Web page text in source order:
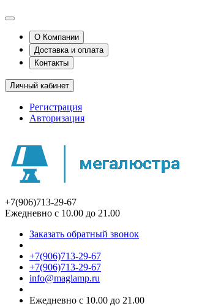
О Компании
Доставка и оплата
Контакты
Личный кабинет
Регистрация
Авторизация
+7(906)713-29-67
Ежедневно с 10.00 до 21.00
Заказать обратный звонок
+7(906)713-29-67
+7(906)713-29-67
info@maglamp.ru
Ежедневно с 10.00 до 21.00